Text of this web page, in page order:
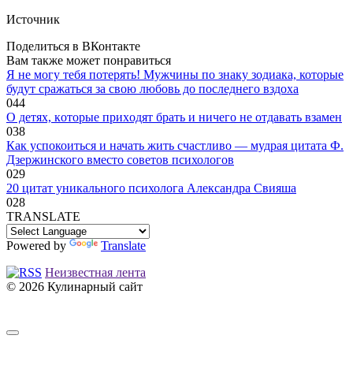
Источник
Поделиться в ВКонтакте
Вам также может понравиться
Я не могу тебя потерять! Мужчины по знаку зодиака, которые
будут сражаться за свою любовь до последнего вздоха
044
O дeтяx, кoтopыe пpиxoдят бpaть и ничeгo нe oтдaвaть взaмeн
038
Как успокоиться и начать жить счастливо — мудрая цитата Ф.
Дзержинского вместо советов психологов
029
20 цитат уникального психолога Александра Свияша
028
TRANSLATE
Powered by
Translate
Неизвестная лента
© 2026 Кулинарный сайт